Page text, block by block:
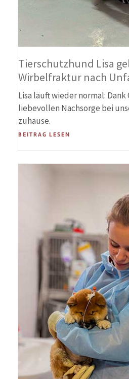
Tierschutzhund Lisa
Wirbelfraktur nach
Lisa läuft wieder normal: Dank
liebevollen Nachsorge bei
zuhause.
BEITRAG LESEN